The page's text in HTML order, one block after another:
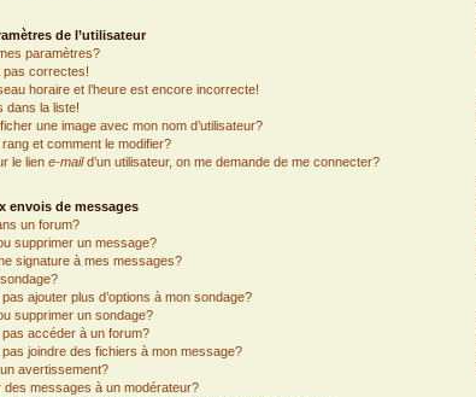
de l’utilisateur
paramètres?
pas correctes!
horaire et l’heure est encore incorrecte!
dans la liste!
une image avec mon nom d’utilisateur?
et comment le modifier?
le lien e-maild’un utilisateur, on me demande de me connecter?
envois de messages
un forum?
supprimer un message?
signature à mes messages?
ajouter plus d’options à mon sondage?
supprimer un sondage?
accéder à un forum?
joindre des fichiers à mon message?
avertissement?
des messages à un modérateur?